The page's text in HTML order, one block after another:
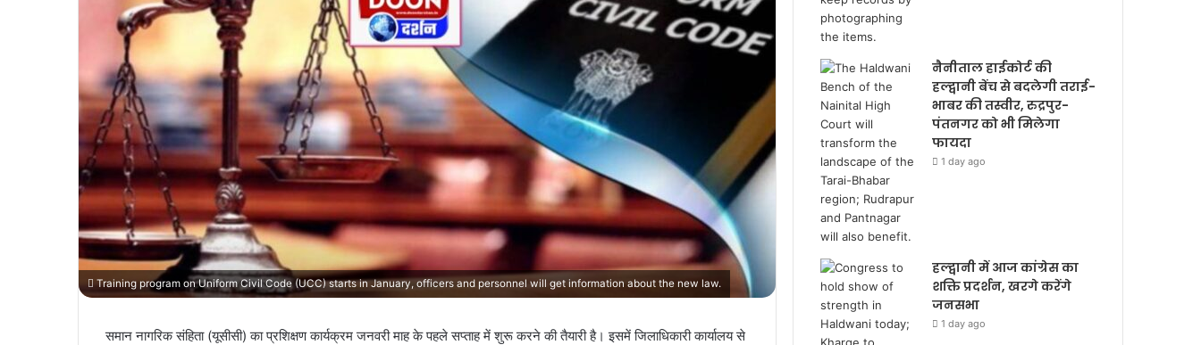
Training program on Uniform Civil Code (UCC) starts in January, officers and personnel will get information about the new law.
समान नागरिक संहिता (यूसीसी) का प्रशिक्षण कार्यक्रम जनवरी माह के पहले सप्ताह में शुरू करने की तैयारी है। इसमें जिलाधिकारी कार्यालय से
नैनीताल हाईकोर्ट की
हल्द्वानी बेंच से बदलेगी तराई-
भाबर की तस्वीर, रुद्रपुर-
पंतनगर को भी मिलेगा
फायदा
1 day ago
हल्द्वानी में आज कांग्रेस का
शक्ति प्रदर्शन, खरगे करेंगे
जनसभा
1 day ago